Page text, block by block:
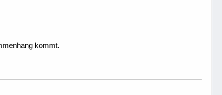
kommt.